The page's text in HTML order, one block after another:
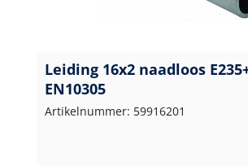
Leiding 16x2 naadloos
EN10305
Artikelnummer: 59916201